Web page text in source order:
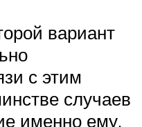
вариант
с этим
случаев
именно ему.